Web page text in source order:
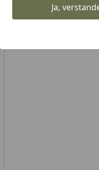
Ja,
Vicma